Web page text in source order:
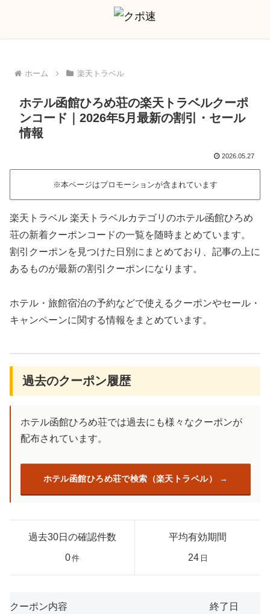
ホーム 楽天トラベル
ホテル函館ひろめ荘の楽天トラベルクーポ
ンコード｜2026年5月最新の割引・セール
情報
2026.05.27
※本ページはプロモーションが含まれています
楽天トラベル 楽天トラベルカテゴリのホテル函館ひろめ
荘の新着クーポンコードの一覧を随時まとめています。
割引クーポンを見つけた日別にまとめており、記事の上に
あるものが最新の割引クーポンになります。
ホテル・旅館宿泊の予約などで使えるクーポンやセール・
キャンペーンに関する情報をまとめています。
過去のクーポン履歴
ホテル函館ひろめ荘では過去にも様々なクーポンが
配布されています。
ホテル函館ひろめ荘で検索（楽天トラベル）
過去30日の確認件数
0件
平均有効期間
24 日
クーポン内容 終了日